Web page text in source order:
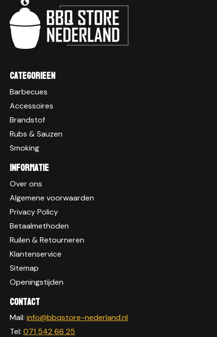
Categorieen
Barbecues
Accessoires
Brandstof
Rubs & Sauzen
Smoking
Informatie
Over ons
Algemene voorwaarden
Privacy Policy
Betaalmethoden
Ruilen & Retourneren
Klantenservice
Sitemap
Openingstijden
Contact
Mail: info@bbqstore-nederland.nl
Tel: 071 542 66 25